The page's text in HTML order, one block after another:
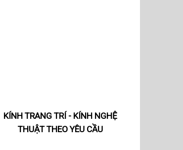
KÍNH TRANG TRÍ - KÍNH NGHỆ
THUẬT THEO YÊU CẦU